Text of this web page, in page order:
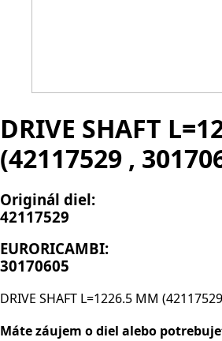
DRIVE SHAFT
(42117529 ,
Originál diel:
42117529
EURORICAMBI:
30170605
DRIVE SHAFT L=1226.5 MM
Máte záujem o diel alebo